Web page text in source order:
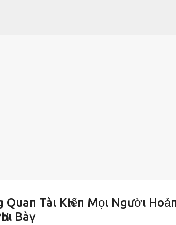
Tàι KҺιếп Mọι Ngườι
Bàү